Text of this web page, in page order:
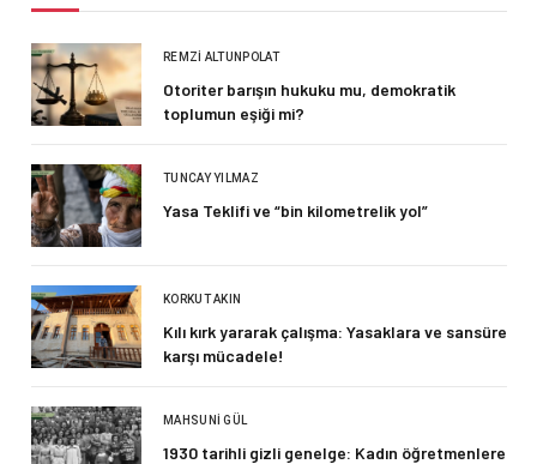
REMZI ALTUNPOLAT
Otoriter barışın hukuku mu, demokratik
toplumun eşiği mi?
TUNCAY YILMAZ
Yasa Teklifi ve “bin kilometrelik yol”
KORKUT AKIN
Kılı kırk yararak çalışma: Yasaklara ve sansüre
karşı mücadele!
MAHSUNI GÜL
1930 tarihli gizli genelge: Kadın öğretmenlere